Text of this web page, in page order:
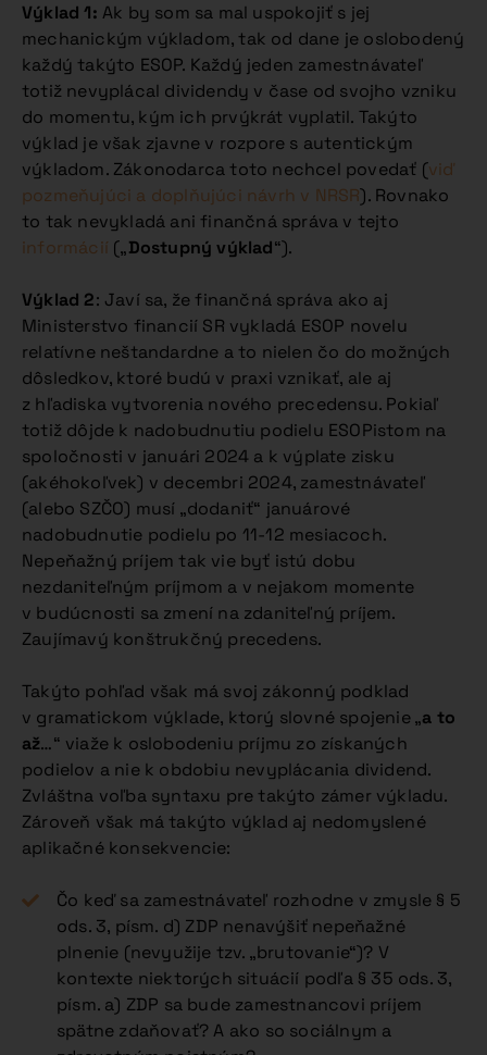
Výklad 1: Ak by som sa mal uspokojiť s jej
mechanickým výkladom, tak od dane je oslobodený
každý takýto ESOP. Každý jeden zamestnávateľ
totiž nevyplácal dividendy v čase od svojho vzniku
do momentu, kým ich prvýkrát vyplatil. Takýto
výklad je však zjavne v rozpore s autentickým
výkladom. Zákonodarca toto nechcel povedať (viď
pozmeňujúci a doplňujúci návrh v NRSR). Rovnako
to tak nevykladá ani finančná správa v tejto
informácií („Dostupný výklad“).
Výklad 2: Javí sa, že finančná správa ako aj
Ministerstvo financií SR vykladá ESOP novelu
relatívne neštandardne a to nielen čo do možných
dôsledkov, ktoré budú v praxi vznikať, ale aj
z hľadiska vytvorenia nového precedensu. Pokiaľ
totiž dôjde k nadobudnutiu podielu ESOPistom na
spoločnosti v januári 2024 a k výplate zisku
(akéhokoľvek) v decembri 2024, zamestnávateľ
(alebo SZČO) musí „dodaniť“ januárové
nadobudnutie podielu po 11-12 mesiacoch.
Nepeňažný príjem tak vie byť istú dobu
nezdaniteľným príjmom a v nejakom momente
v budúcnosti sa zmení na zdaniteľný príjem.
Zaujímavý konštrukčný precedens.
Takýto pohľad však má svoj zákonný podklad
v gramatickom výklade, ktorý slovné spojenie „a to
až…“ viaže k oslobodeniu príjmu zo získaných
podielov a nie k obdobiu nevyplácania dividend.
Zvláštna voľba syntaxu pre takýto zámer výkladu.
Zároveň však má takýto výklad aj nedomyslené
aplikačné konsekvencie:
Čo keď sa zamestnávateľ rozhodne v zmysle § 5
ods. 3, písm. d) ZDP nenavýšiť nepeňažné
plnenie (nevyužije tzv. „brutovanie“)? V
kontexte niektorých situácií podľa § 35 ods. 3,
písm. a) ZDP sa bude zamestnancovi príjem
spätne zdaňovať? A ako so sociálnym a